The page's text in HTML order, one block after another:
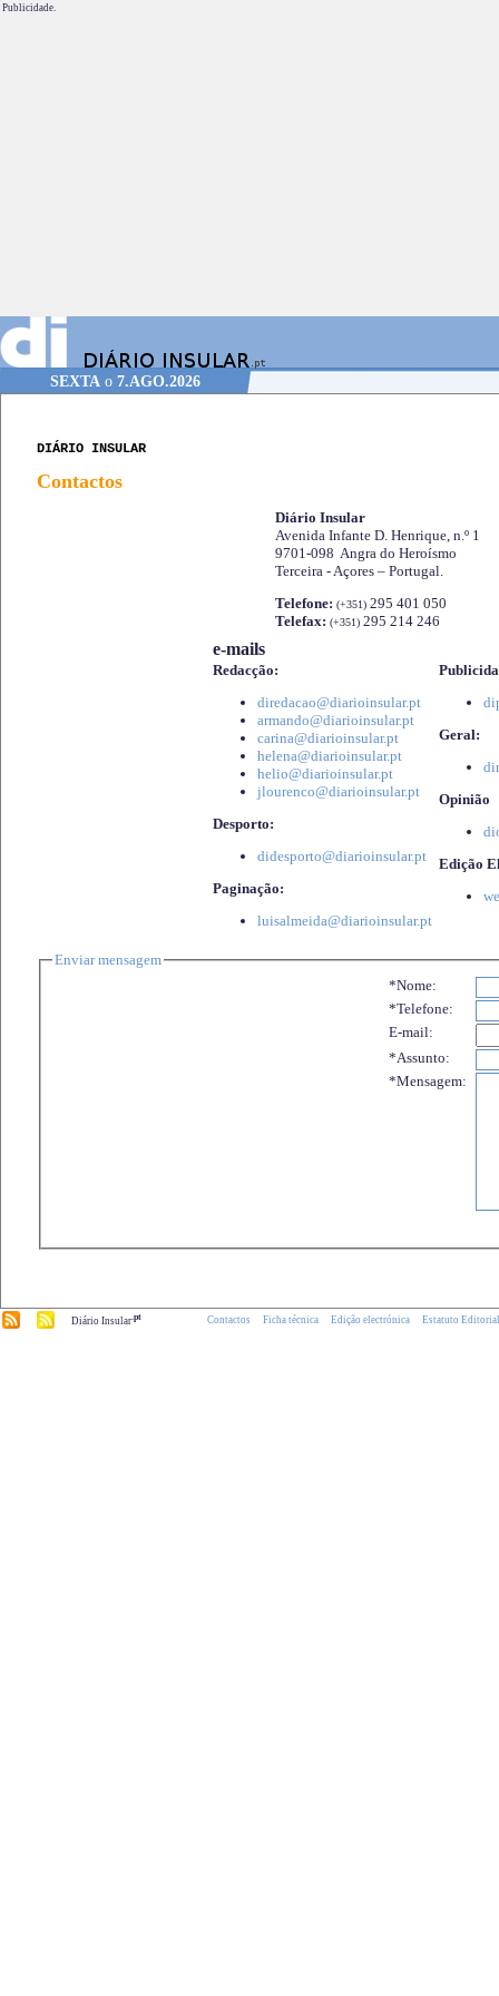
Publicidade.
SEXTA o 7.AGO.2026
DIÁRIO INSULAR
Contactos
Diário Insular
Avenida Infante D. Henrique, n.º 1
9701-098 Angra do Heroísmo
Terceira - Açores – Portugal.
Telefone: (+351) 295 401 050
Telefax: (+351) 295 214 246
e-mails
Redacção:
diredacao@diarioinsular.pt
armando@diarioinsular.pt
carina@diarioinsular.pt
helena@diarioinsular.pt
helio@diarioinsular.pt
jlourenco@diarioinsular.pt
Desporto:
didesporto@diarioinsular.pt
Paginação:
luisalmeida@diarioinsular.pt
Geral:
Opinião
Edição
Enviar mensagem
*Nome:
*Telefone:
E-mail:
*Assunto:
*Mensagem:
Diário Insular.pt Contactos Ficha técnica Edição electrónica Estatuto Editorial